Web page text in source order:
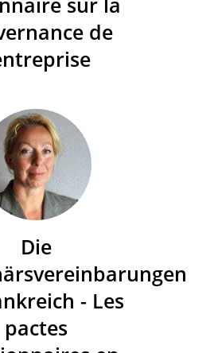
de
Die
- Les
pactes